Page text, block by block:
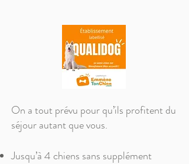
On a tout prévu pour qu’ils profitent du
séjour autant que vous.
Jusqu’à 4 chiens sans supplément